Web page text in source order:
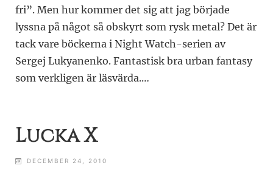
fri”. Men hur kommer det sig att jag började
lyssna på något så obskyrt som rysk metal? Det är
tack vare böckerna i Night Watch-serien av
Sergej Lukyanenko. Fantastisk bra urban fantasy
som verkligen är läsvärda.…
Lucka X
DECEMBER 24, 2010